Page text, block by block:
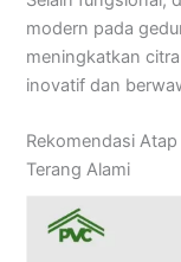
modern pada
meningkatkan
inovatif dan
Rekomendasi
Terang Alami